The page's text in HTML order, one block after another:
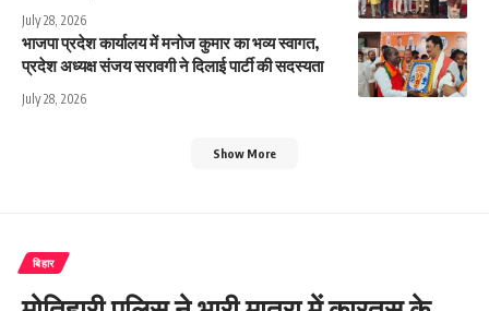
July 28, 2026
भाजपा प्रदेश कार्यालय में मनोज कुमार का भव्य स्वागत,
प्रदेश अध्यक्ष संजय सरावगी ने दिलाई पार्टी की सदस्यता
July 28, 2026
Show More
बिहार